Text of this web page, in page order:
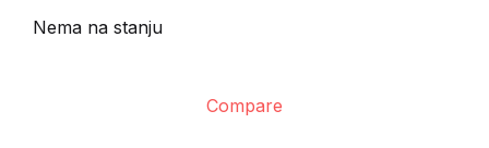
Nema na stanju
Compare